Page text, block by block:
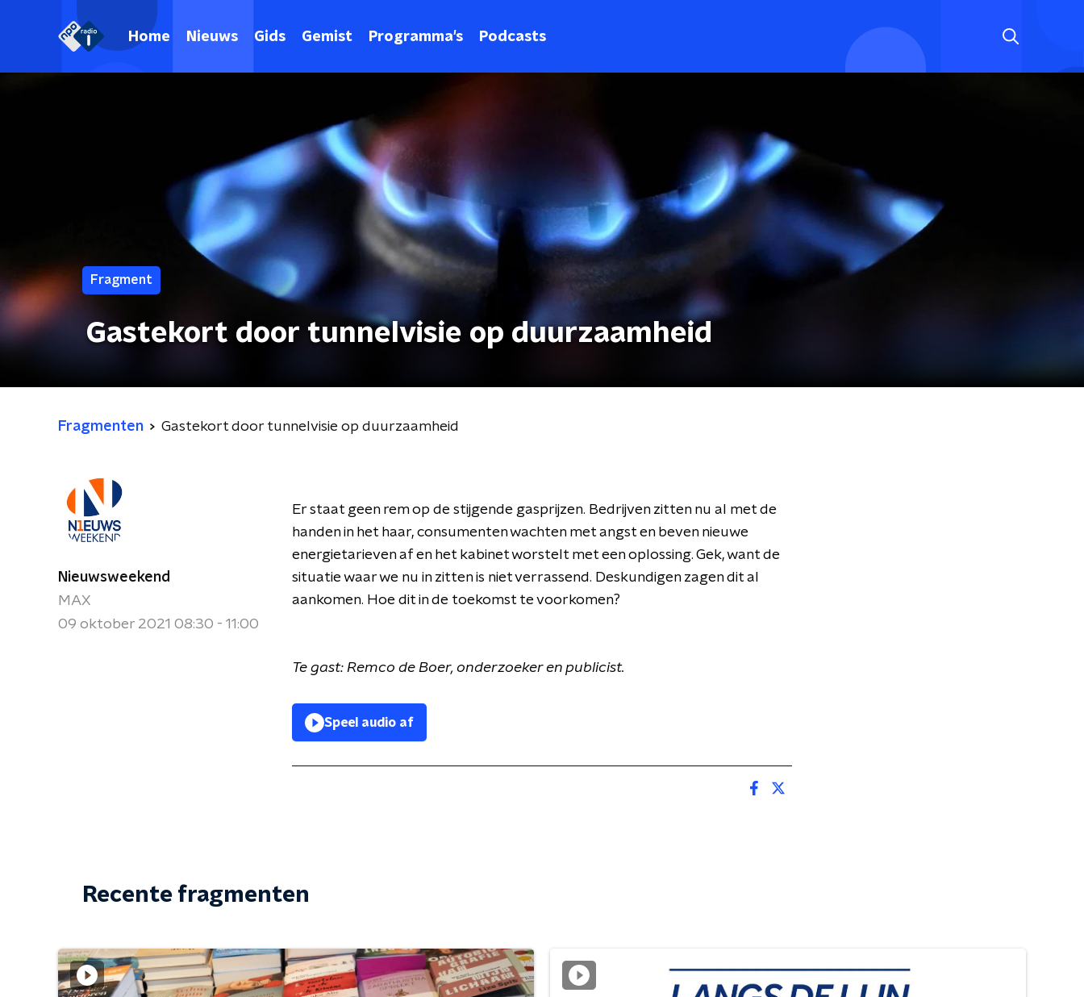
Home Nieuws Gids Gemist Programma's Podcasts
Fragment
Gastekort door tunnelvisie op duurzaamheid
Fragmenten Gastekort door tunnelvisie op duurzaamheid
Nieuwsweekend
MAX
09 oktober 2021 08:30 - 11:00
Er staat geen rem op de stijgende gasprijzen. Bedrijven zitten nu al met de
handen in het haar, consumenten wachten met angst en beven nieuwe
energietarieven af en het kabinet worstelt met een oplossing. Gek, want de
situatie waar we nu in zitten is niet verrassend. Deskundigen zagen dit al
aankomen. Hoe dit in de toekomst te voorkomen?
Te gast: Remco de Boer, onderzoeker en publicist.
Speel audio af
Recente fragmenten